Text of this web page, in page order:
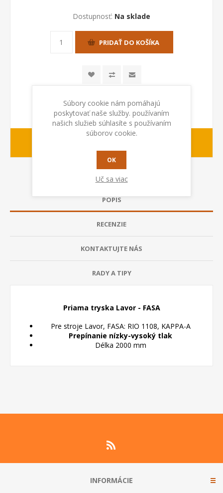
Dostupnosť: Na sklade
PRIDAŤ DO KOŠÍKA
POPIS
RECENZIE
KONTAKTUJTE NÁS
RADY A TIPY
Priama tryska Lavor - FASA
Pre stroje Lavor, FASA: RIO 1108, KAPPA-A
Prepínanie nízky-vysoký tlak
Délka 2000 mm
INFORMÁCIE
Súbory cookie nám pomáhajú
poskytovať naše služby. používaním
našich služieb súhlasíte s používaním
súborov cookie.
OK
Uč sa viac